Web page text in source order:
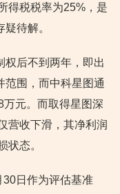
得税税率为25%，是
待解。
权后不到两年，即出
范围，而中科星图通
元。而取得星图深
营收下滑，其净利润
状态。
日作为评估基准